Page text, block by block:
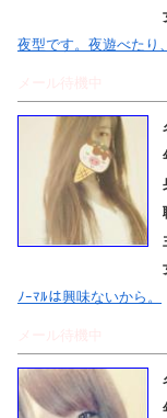
夜型です。夜遊べたり
ﾉｰﾏﾙは興味ないから。